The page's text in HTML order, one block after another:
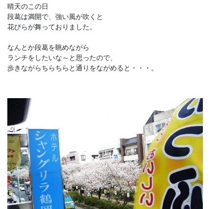
晴天のこの日
段葛は満開で、強い風が吹くと
花びらが舞っておりました。
なんとか段葛を眺めながら
ランチをしたいな～と思ったので、
歩きながらちらちらと通りをながめると・・・。